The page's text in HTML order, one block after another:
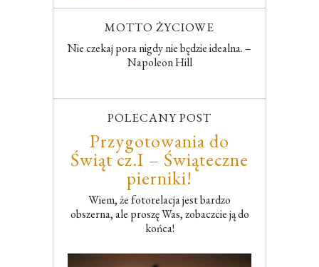
MOTTO ŻYCIOWE
Nie czekaj pora nigdy nie będzie idealna. –
Napoleon Hill
POLECANY POST
Przygotowania do
Świąt cz.I – Świąteczne
pierniki!
Wiem, że fotorelacja jest bardzo
obszerna, ale proszę Was, zobaczcie ją do
końca!